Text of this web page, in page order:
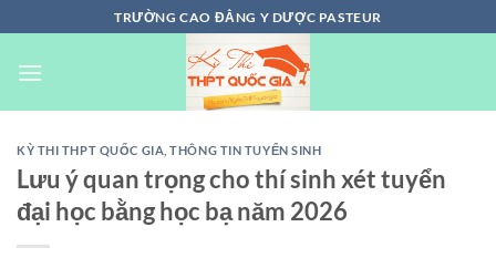
đến
nội
TRƯỜNG CAO ĐẲNG Y DƯỢC PASTEUR
KỲ THI THPT QUỐC GIA ,THÔNG TIN TUYỂN SINH
Lưu ý quan trọng cho thí sinh xét tuyển
đại học bằng học bạ năm 2026